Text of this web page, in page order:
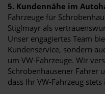
5. Kundennähe im
Fahrzeuge für
Stiglmayr als
Unser engagiertes Team
Kundenservice, sondern
um VW-Fahrzeuge. Wir
Schrobenhausener Fahrer
dass Ihr VW-Fahrzeug